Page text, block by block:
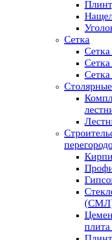
Сетка
Сетка
Сетка